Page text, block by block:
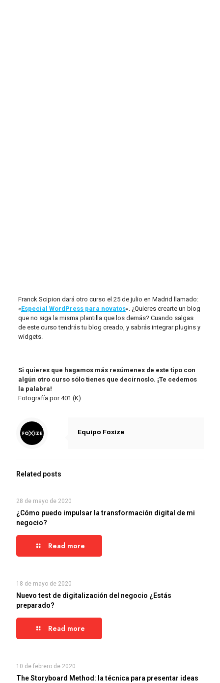
Franck Scipion dará otro curso el 25 de julio en Madrid llamado:
«Especial WordPress para novatos«. ¿Quieres crearte un blog
que no siga la misma plantilla que los demás? Cuando salgas
de este curso tendrás tu blog creado, y sabrás integrar plugins y
widgets.
Si quieres que hagamos más resúmenes de este tipo con
algún otro curso sólo tienes que decírnoslo. ¡Te cedemos
la palabra!
Fotografía por 401 (K)
Equipo Foxize
Related posts
28 de mayo de 2020
¿Cómo puedo impulsar la transformación digital de mi
negocio?
Read more
18 de mayo de 2020
Nuevo test de digitalización del negocio ¿Estás
preparado?
Read more
10 de febrero de 2020
The Storyboard Method: la técnica para presentar ideas